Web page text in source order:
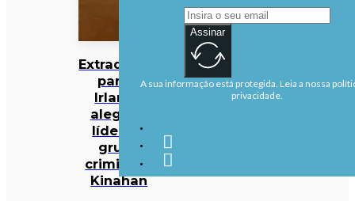
Extraditado
para a
Irlanda
alegado
líder do
grupo
criminoso
Kinahan
Assinar
A sua informação está protegida. Leia a nossa
privacidade.